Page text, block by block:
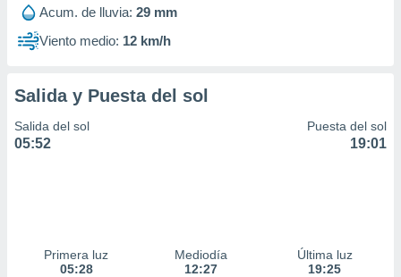
de
Acum. de lluvia: 29 mm
Viento medio: 12 km/h
Salida y Puesta del sol
Salida del sol
05:52
Puesta del sol
19:01
Primera luz
05:28
Mediodía
12:27
Última luz
19:25